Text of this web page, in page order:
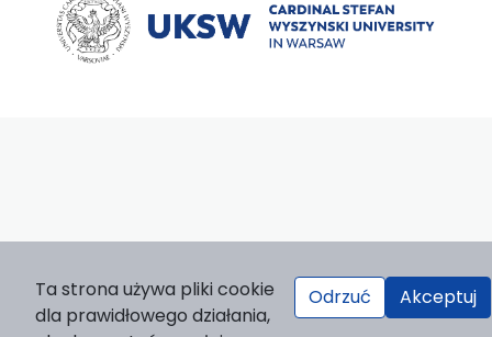
Ta strona używa pliki cookie
dla prawidłowego działania,
Odrzuć Akceptuj